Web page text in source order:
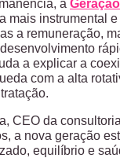
a
mais instrumental
a remuneração,
a explicar a
com a alta
CEO da
a nova geração
equilíbrio e